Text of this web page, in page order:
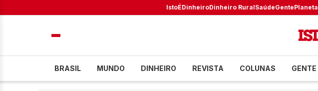
IstoÉDinheiroDinheiro RuralSaúdeGentePlaneta
BRASIL MUNDO DINHEIRO REVISTA COLUNAS GENTE